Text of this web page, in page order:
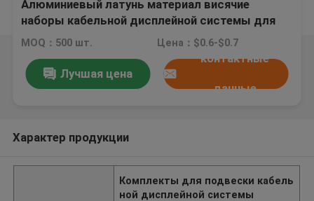
Алюминиевый латунь материал висячие
наборы кабельной дисплейной системы для
холстов
MOQ：500 шт. Цена：$0.6-$0.7
Лучшая цена
контактные
данные
Характер продукции
Комплекты для подвески кабель
ной дисплейной системы